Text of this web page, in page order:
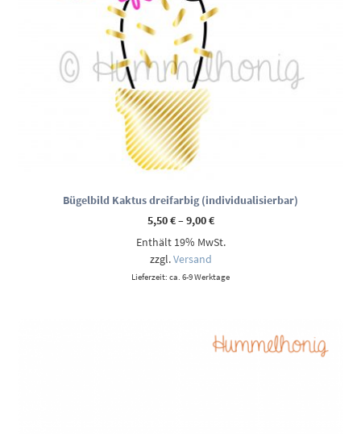
Bügelbild Kaktus dreifarbig (individualisierbar)
5,50€–9,00€Preisspanne:
bis
Enthält 19% MwSt.
zzgl.Versand
Lieferzeit: ca. 6-9 Werktage